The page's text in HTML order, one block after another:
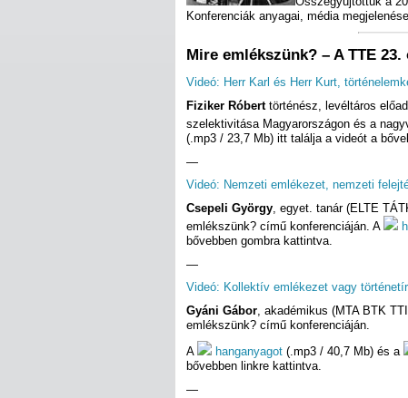
Konferenciák anyagai, média
Mire emlékszünk? – A TTE
Videó: Herr Karl és Herr Kurt,
Fiziker Róberttörténész, levéltáros
szelektivitása Magyarországon és a
(.mp3 / 23,7 Mb) itt találja a videót a
—
Videó: Nemzeti emlékezet, nemzeti
Csepeli György , egyet. tanár (ELTE
emlékszünk? című konferenciáján. A
bővebben gombra kattintva.
—
Videó: Kollektív emlékezet vagy
Gyáni Gábor , akadémikus (MTA BTK
emlékszünk? című konferenciáján.
A
hanganyagot (.mp3 / 40,7 Mb) és a
bővebben linkre kattintva.
—